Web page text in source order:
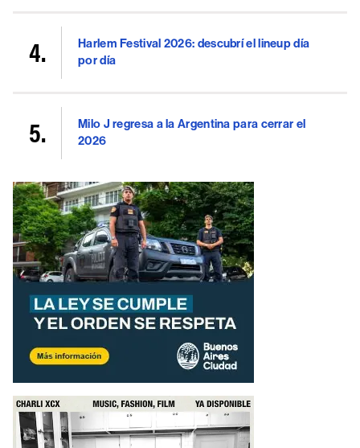
Harlem Festival 2026: descubrí el lineup día
por día
Milo J regresa a la Argentina para cerrar el
2026